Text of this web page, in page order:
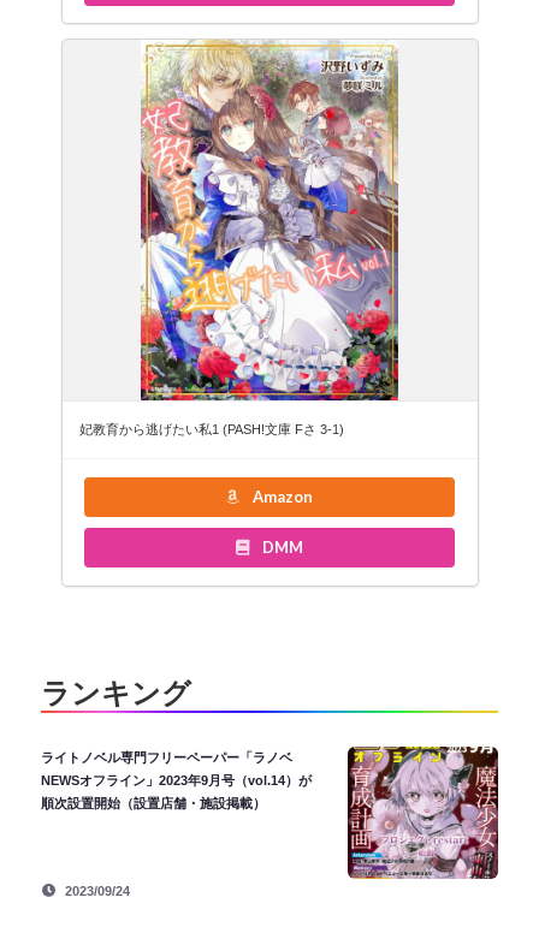
妃教育から逃げたい私1 (PASH!文庫 Fさ 3-1)
Amazon
DMM
ランキング
ライトノベル専門フリーペーパー「ラノベ
NEWSオフライン」2023年9月号（vol.14）が
順次設置開始（設置店舗・施設掲載）
2023/09/24